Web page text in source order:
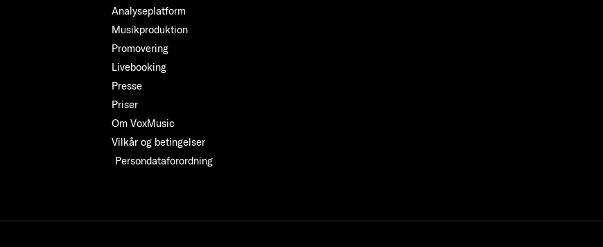
Analyseplatform
Musikproduktion
Promovering
Livebooking
Presse
Priser
Om VoxMusic
Vilkår og betingelser
Persondataforordning